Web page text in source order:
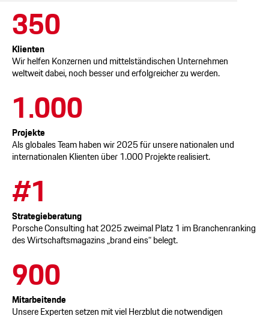
350
Klienten
Wir helfen Konzernen und mittelständischen Unternehmen
weltweit dabei, noch besser und erfolgreicher zu werden.
1.000
Projekte
Als globales Team haben wir 2025 für unsere nationalen und
internationalen Klienten über 1.000 Projekte realisiert.
#1
Strategieberatung
Porsche Consulting hat 2025 zweimal Platz 1 im Branchenranking
des Wirtschaftsmagazins „brand eins“ belegt.
900
Mitarbeitende
Unsere Experten setzen mit viel Herzblut die notwendigen